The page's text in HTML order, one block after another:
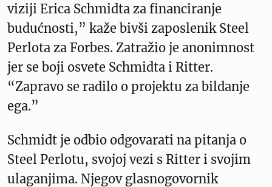
viziji Erica Schmidta za financiranje
budućnosti,” kaže bivši zaposlenik Steel
Perlota za Forbes. Zatražio je anonimnost
jer se boji osvete Schmidta i Ritter.
“Zapravo se radilo o projektu za bildanje
ega.”
Schmidt je odbio odgovarati na pitanja o
Steel Perlotu, svojoj vezi s Ritter i svojim
ulaganjima. Njegov glasnogovornik